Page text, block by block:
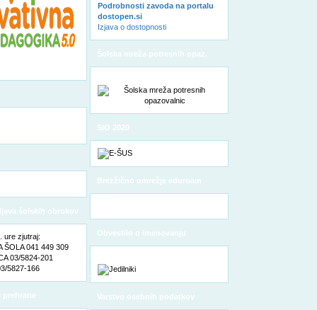
šolskih obrokov
ure zjutraj:
ŠOLA 041 449 309
03/5824-201
5827-166
prehrane
Podrobnosti zavoda na portalu
dostopen.si
Izjava o dostopnosti
Šolska mreža potresnih opaz.
SIO 2020
Brezžično omrežje eduroam
Obvestilo o imenovanju
osebnih podatkov
Varstvo osebnih podatkov